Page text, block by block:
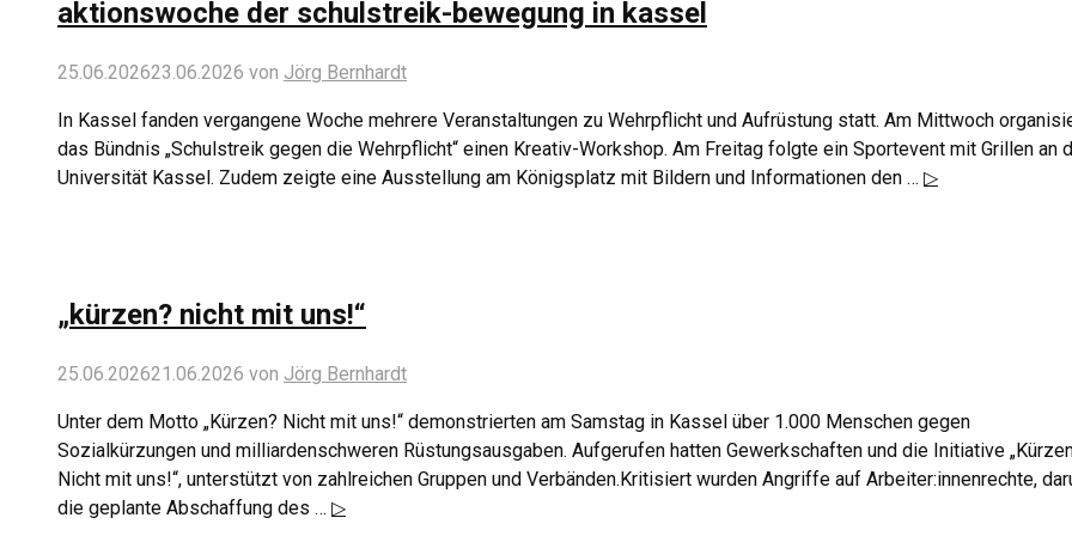
aktionswoche der schulstreik-bewegung in kassel
25.06.202623.06.2026 von Jörg Bernhardt
In Kassel fanden vergangene Woche mehrere Veranstaltungen zu Wehrpflicht und Aufrüstung statt. Am Mittwoch
das Bündnis „Schulstreik gegen die Wehrpflicht“ einen Kreativ-Workshop. Am Freitag folgte ein Sportevent mit Grillen an
Universität Kassel. Zudem zeigte eine Ausstellung am Königsplatz mit Bildern und Informationen den … ▷
„kürzen? nicht mit uns!“
25.06.202621.06.2026 von Jörg Bernhardt
Unter dem Motto „Kürzen? Nicht mit uns!“ demonstrierten am Samstag in Kassel über 1.000 Menschen gegen
Sozialkürzungen und milliardenschweren Rüstungsausgaben. Aufgerufen hatten Gewerkschaften und die Initiative
Nicht mit uns!“, unterstützt von zahlreichen Gruppen und Verbänden.Kritisiert wurden Angriffe auf Arbeiter:innenrechte,
die geplante Abschaffung des … ▷